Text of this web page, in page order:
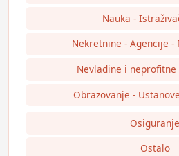
Nauka -
Nekretnine - Agencije -
Nevladine i
Obrazovanje -
Osiguranje
Ostalo